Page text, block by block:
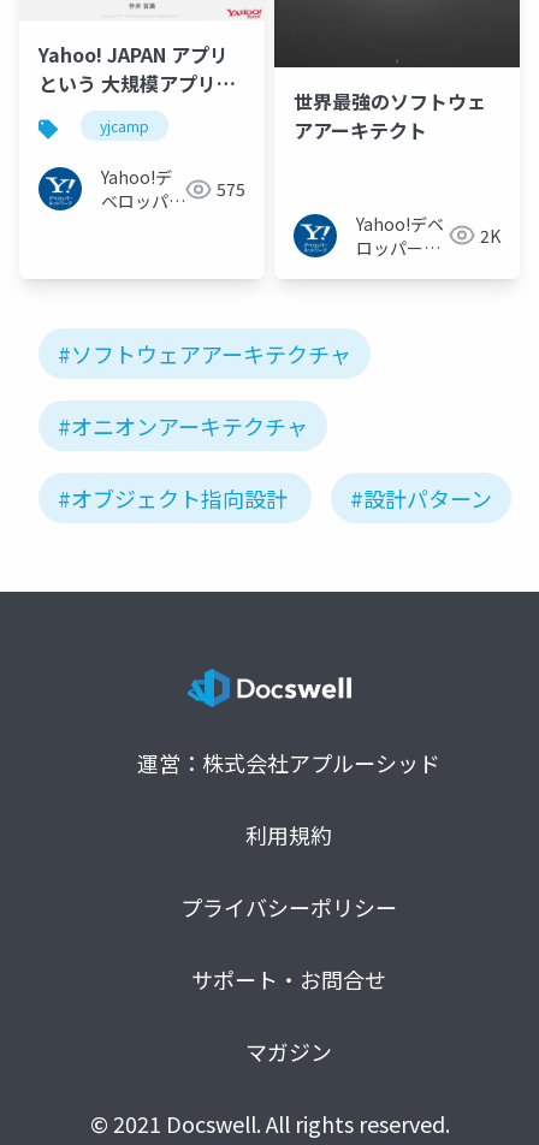
Yahoo! JAPAN アプリ
という 大規模アプリの
設計と開発 #yjcamp
yjcamp
Yahoo!デ
ベロッパー
575
世界最強のソフトウェ
アアーキテクト
Yahoo!デベ
ロッパーネ
2K
#ソフトウェアアーキテクチャ
#オニオンアーキテクチャ
#オブジェクト指向設計 #設計パターン
運営：株式会社アプルーシッド
利用規約
プライバシーポリシー
サポート・お問合せ
マガジン
© 2021 Docswell. All rights reserved.